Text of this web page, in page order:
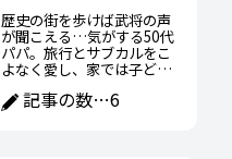
歴史の街を歩けば武将の声
が聞こえる…気がする50代
パパ。旅行とサブカルをこ
よなく愛し、家では子ども
かに戦国武将の子育て術に
学ぶ日々。趣味と家族の間
記事の数…6